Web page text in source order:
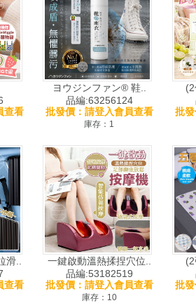
查看
ヨウジンファン® 鞋..
品編:63256124
批發價：請登入會員查看
庫存：1
批
..
查看
一鍵啟動溫熱揉捏穴位..
品編:53182519
批發價：請登入會員查看
庫存：10
批